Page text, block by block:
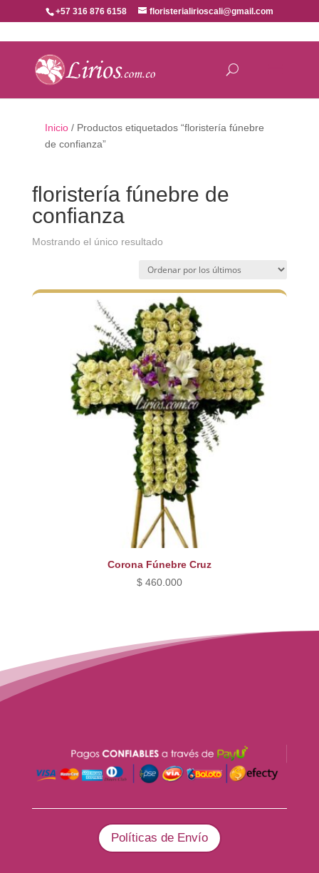
+57 316 876 6158 floristerialirioscali@gmail.com
Inicio/ Productos etiquetados “floristería fúnebre
de confianza”
floristería fúnebre de
confianza
Mostrando el único resultado
Corona Fúnebre Cruz
$460.000
Políticas de Envío